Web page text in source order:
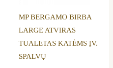
MP BERGAMO BIRBA
LARGE ATVIRAS
TUALETAS KATĖMS ĮV.
SPALVŲ
may
be
chosen